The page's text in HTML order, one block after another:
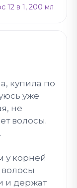
12 в 1, 200 мл
купила по
уже
не
волосы.
у корней
волосы
и держат